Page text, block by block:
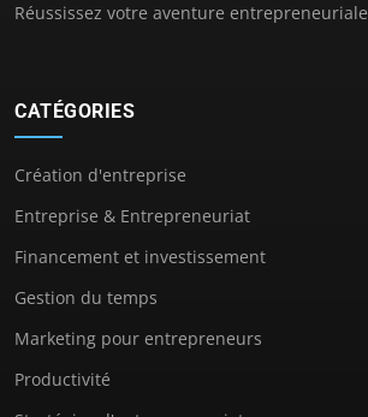
Réussissez votre aventure entrepreneuriale
CATÉGORIES
Création d'entreprise
Entreprise & Entrepreneuriat
Financement et investissement
Gestion du temps
Marketing pour entrepreneurs
Productivité